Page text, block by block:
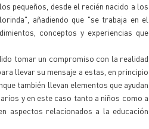
pequeños, desde el recién nacido a los
añadiendo que "se trabaja en el
conceptos y experiencias que
tomar un compromiso con la realidad
llevar su mensaje a estas, en principio
también llevan elementos que ayudan
y en este caso tanto a niños como a
aspectos relacionados a la educación